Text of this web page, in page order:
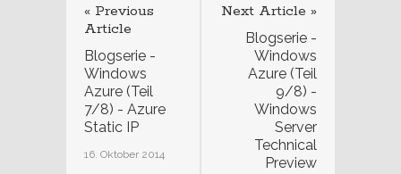
« Previous
Article
Blogserie -
Windows
Azure (Teil
7/8) - Azure
Static IP
16. Oktober 2014
Next Article »
Blogserie -
Windows
Azure (Teil
9/8) -
Windows
Server
Technical
Preview